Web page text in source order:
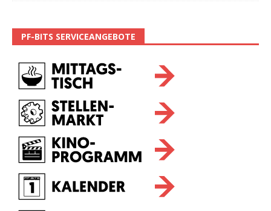
PF-BITS SERVICEANGEBOTE